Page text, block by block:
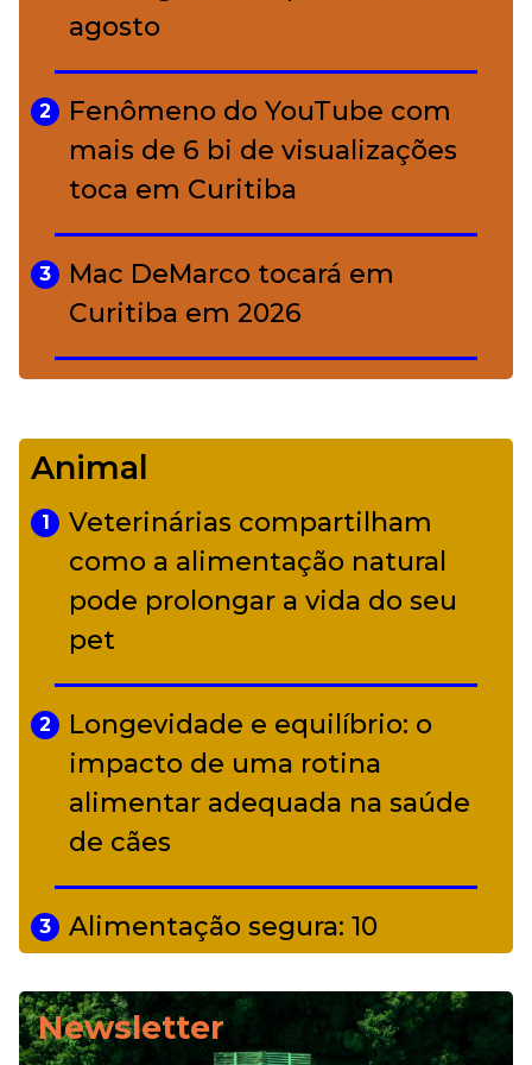
A ciência por trás da skincare: a
função de cada ativo
agosto
2
Fenômeno do YouTube com
mais de 6 bi de visualizações
toca em Curitiba
3
Mac DeMarco tocará em
Curitiba em 2026
Camerata tem repertório
diverso a partir de R$ 17
Adriana Calcanhotto retoma
alter ego infantil para show em
Curitiba
Animal
1
Veterinárias compartilham
como a alimentação natural
pode prolongar a vida do seu
pet
2
Longevidade e equilíbrio: o
impacto de uma rotina
alimentar adequada na saúde
de cães
3
Alimentação segura: 10
4
Alimentação natural e mix
Newsletter